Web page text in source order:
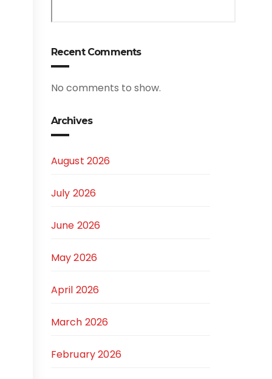
Recent Comments
No comments to show.
Archives
August 2026
July 2026
June 2026
May 2026
April 2026
March 2026
February 2026